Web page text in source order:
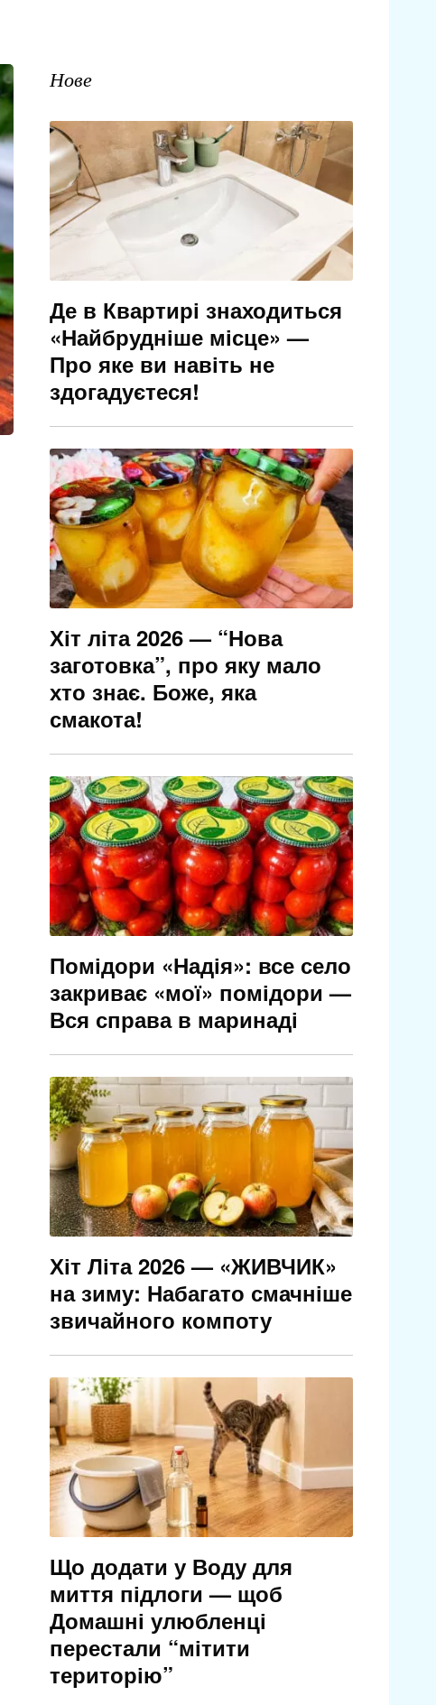
Нове
Де в Квартирі знаходиться
«Найбрудніше місце» —
Про яке ви навіть не
здогадуєтеся!
Хіт літа 2026 — “Нова
заготовка”, про яку мало
хто знає. Боже, яка
смакота!
Помідори «Надія»: все село
закриває «мої» помідори —
Вся справа в маринаді
Хіт Літа 2026 — «ЖИВЧИК»
на зиму: Набагато смачніше
звичайного компоту
Що додати у Воду для
миття підлоги — щоб
Домашні улюбленці
перестали “мітити
територію”